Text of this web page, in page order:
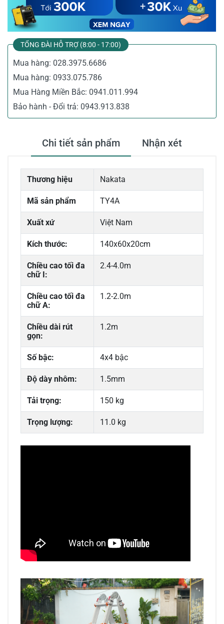
TỔNG ĐÀI HỖ TRỢ (8:00 - 17:00)
Mua hàng: 028.3975.6686
Mua hàng: 0933.075.786
Mua Hàng Miền Bắc: 0941.011.994
Bảo hành - Đổi trả: 0943.913.838
Chi tiết sản phẩm Nhận xét
Thương hiệu Nakata
Mã sản phẩm TY4A
Xuất xứ Việt Nam
Kích thước: 140x60x20cm
Chiều cao tối đa
chữ I:
2.4-4.0m
Chiều cao tối đa
chữ A:
1.2-2.0m
Chiều dài rút
gọn:
1.2m
Số bậc: 4x4 bậc
Độ dày nhôm: 1.5mm
Tải trọng: 150 kg
Trọng lượng: 11.0 kg